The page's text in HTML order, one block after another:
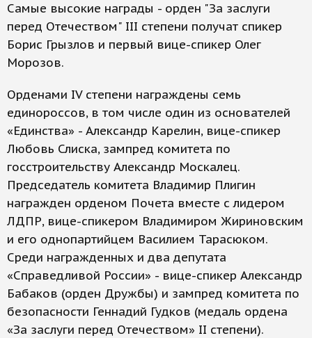
Самые высокие награды - орден "За заслуги
перед Отечеством" III степени получат спикер
Борис Грызлов и первый вице-спикер Олег
Морозов.
Орденами IV степени награждены семь
единороссов, в том числе один из основателей
«Единства» - Александр Карелин, вице-спикер
Любовь Слиска, зампред комитета по
госстроительству Александр Москалец.
Председатель комитета Владимир Плигин
награжден орденом Почета вместе с лидером
ЛДПР, вице-спикером Владимиром Жириновским
и его однопартийцем Василием Тарасюком.
Среди награжденных и два депутата
«Справедливой России» - вице-спикер Александр
Бабаков (орден Дружбы) и зампред комитета по
безопасности Геннадий Гудков (медаль ордена
«За заслуги перед Отечеством» II степени).